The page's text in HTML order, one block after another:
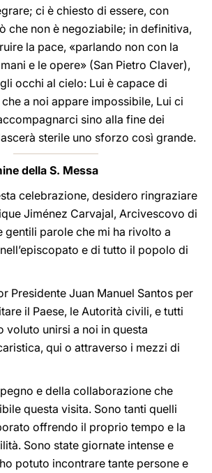
ci è chiesto di essere, con
che non è negoziabile; in definitiva,
la pace, «parlando non con la
e le opere» (San Pietro Claver),
occhi al cielo: Lui è capace di
a noi appare impossibile, Lui ci
sino alla fine dei
sterile uno sforzo così grande.
della S. Messa
celebrazione, desidero ringraziare
Jiménez Carvajal, Arcivescovo di
gentili parole che mi ha rivolto a
e di tutto il popolo di
Presidente Juan Manuel Santos per
il Paese, le Autorità civili, e tutti
voluto unirsi a noi in questa
qui o attraverso i mezzi di
e della collaborazione che
questa visita. Sono tanti quelli
offrendo il proprio tempo e la
Sono state giornate intense e
potuto incontrare tante persone e